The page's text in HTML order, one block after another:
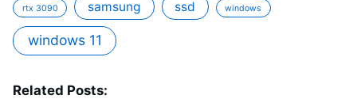
rtx 3090 samsung ssd windows
windows 11
Related Posts: